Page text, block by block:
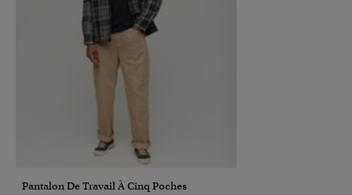
Pantalon De Travail À Cinq Poches